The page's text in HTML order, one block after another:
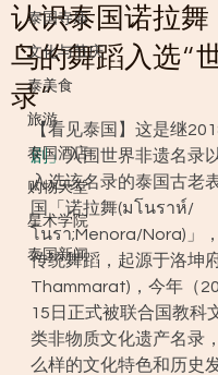
泰国寺庙
文化与节庆
泰美食
旅游
泰国酒店
购物天堂
星术学院
泰国新闻
认识泰国诺拉舞
鸟的舞蹈入选“
录”
【看见泰国】这是继
剧」入围世界非遗名录
入选该名录的泰国古老
国「诺拉舞(มโนราห์/
โนรา;Menora/Nora)」
传统舞蹈，起源于洛坤
Thammarat)，今年（
15日正式被联合国教科
类非物质文化遗产名录
么样的文化特色和历史